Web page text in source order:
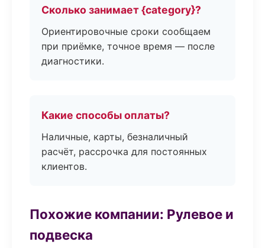
Сколько занимает {category}?
Ориентировочные сроки сообщаем
при приёмке, точное время — после
диагностики.
Какие способы оплаты?
Наличные, карты, безналичный
расчёт, рассрочка для постоянных
клиентов.
Похожие компании: Рулевое и
подвеска